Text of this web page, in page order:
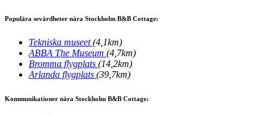
Populära sevärdheter nära Stockholm B&B Cottage:
Tekniska museet(4,1km)
ABBA The Museum (4,7km)
Bromma flygplats (14,2km)
Arlanda flygplats (39,7km)
Kommunikationer nära Stockholm B&B Cottage: